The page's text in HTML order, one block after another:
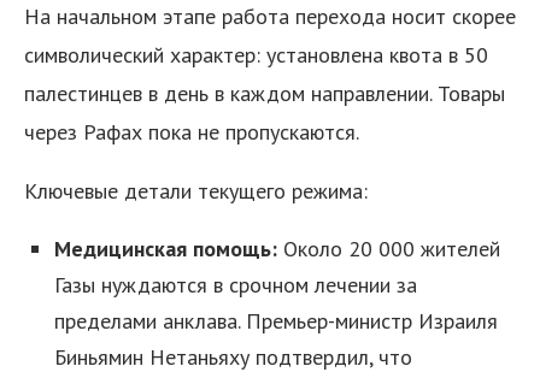
На начальном этапе работа перехода носит скорее
символический характер: установлена квота в 50
палестинцев в день в каждом направлении. Товары
через Рафах пока не пропускаются.
Ключевые детали текущего режима:
Медицинская помощь: Около 20 000 жителей
Газы нуждаются в срочном лечении за
пределами анклава. Премьер-министр Израиля
Биньямин Нетаньяху подтвердил, что